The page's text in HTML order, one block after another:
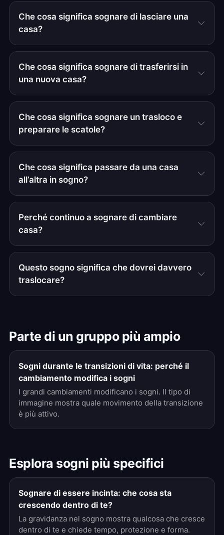
Che cosa significa sognare di lasciare una
casa?
Che cosa significa sognare di trasferirsi in
una nuova casa?
Che cosa significa sognare un trasloco e
preparare le scatole?
Che cosa significa passare da una casa
all’altra in sogno?
Perché continuo a sognare di cambiare
casa?
Questo sogno significa che dovrei davvero
traslocare?
Parte di un gruppo più ampio
Sogni durante le transizioni di vita: perché il
cambiamento modifica i sogni
I grandi cambiamenti modificano i sogni. Il tipo di
immagine mostra quale movimento della transizione
è più attivo.
Esplora sogni più specifici
Sognare di essere incinta: che cosa sta
crescendo dentro di te?
La gravidanza nel sogno mostra qualcosa che cresce
dentro di te e chiede tempo, protezione e forma.